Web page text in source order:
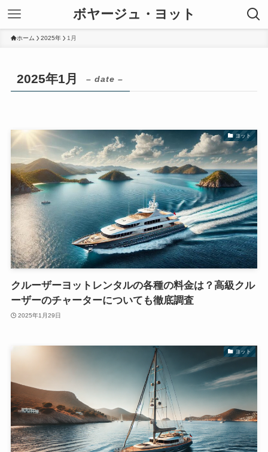
ボヤージュ・ヨット
ホーム 2025年 1月
2025年1月 – date –
ヨット
クルーザーヨットレンタルの各種の料金は？高級クル
ーザーのチャーターについても徹底調査
2025年1月29日
ヨット